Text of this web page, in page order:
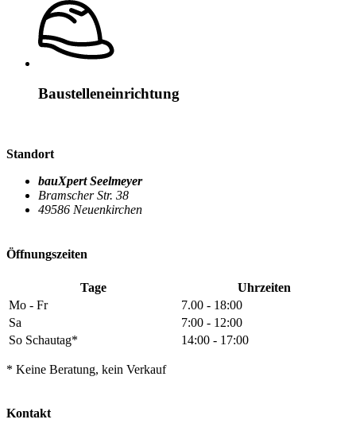
Baustelleneinrichtung
Standort
bauXpert Seelmeyer
Bramscher Str. 38
49586 Neuenkirchen
Öffnungszeiten
Tage
Uhrzeiten
Mo - Fr
7.00 - 18:00
Sa
7:00 - 12:00
So Schautag*
14:00 - 17:00
* Keine Beratung, kein Verkauf
Kontakt